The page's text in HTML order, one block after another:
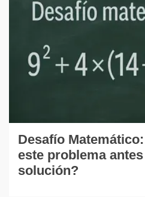
Desafío
este problema
solución?